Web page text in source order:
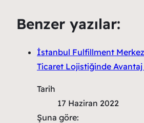
Benzer yazılar:
İstanbul Fulfillment
Ticaret Lojistiğinde Avantaj
Tarih
17 Haziran 2022
Şuna göre: